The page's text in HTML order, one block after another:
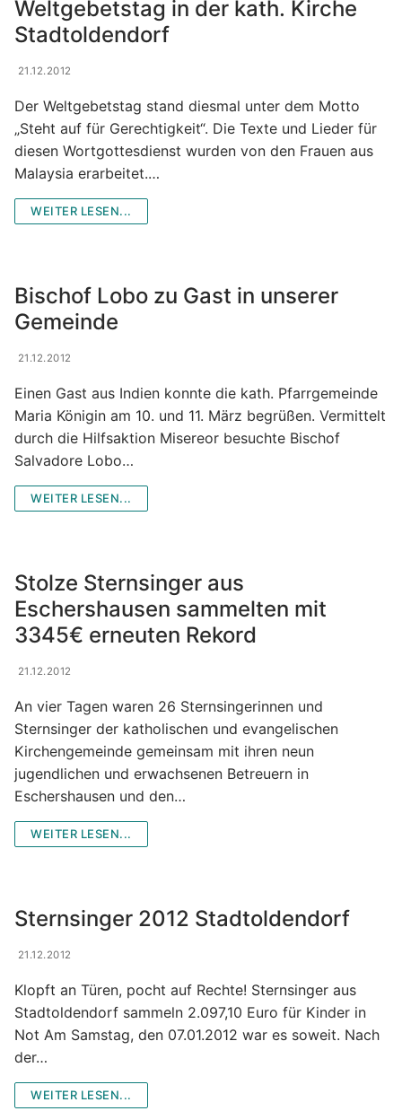
Der Kirchenvorstand
Der Pfarrgemeinderat
Wir sind für Sie da
Institutionelle Schutzkonzept (ISK)
Bildergalerie
Gruppen und Aktivitäten
Gruppen und Aktivitäten
Jugend-Veranstaltungs-Infos
Frauengruppe
Kirchenchor
Kolpingfamilie
Liturgie- und Gemeindekreise
MessdienerInnen-Gruppe
Sternsinger
Tabea Boutique
Vespergruppe
Volleyball „Kath. Jugend“
Zukunftswerkstatt
Weltgebetstag in der kath. Kirche
Stadtoldendorf
21.12.2012
Der Weltgebetstag stand diesmal unter dem Motto
„Steht auf für Gerechtigkeit“. Die Texte und Lieder für
diesen Wortgottesdienst wurden von den Frauen aus
Malaysia erarbeitet.…
WEITER LESEN...
Bischof Lobo zu Gast in unserer
Gemeinde
21.12.2012
Einen Gast aus Indien konnte die kath. Pfarrgemeinde
Maria Königin am 10. und 11. März begrüßen. Vermittelt
durch die Hilfsaktion Misereor besuchte Bischof
Salvadore Lobo…
WEITER LESEN...
Stolze Sternsinger aus
Eschershausen sammelten mit
3345€ erneuten Rekord
21.12.2012
An vier Tagen waren 26 Sternsingerinnen und
Sternsinger der katholischen und evangelischen
Kirchengemeinde gemeinsam mit ihren neun
jugendlichen und erwachsenen Betreuern in
Eschershausen und den…
WEITER LESEN...
Sternsinger 2012 Stadtoldendorf
21.12.2012
Klopft an Türen, pocht auf Rechte! Sternsinger aus
Stadtoldendorf sammeln 2.097,10 Euro für Kinder in
Not Am Samstag, den 07.01.2012 war es soweit. Nach
der…
WEITER LESEN...